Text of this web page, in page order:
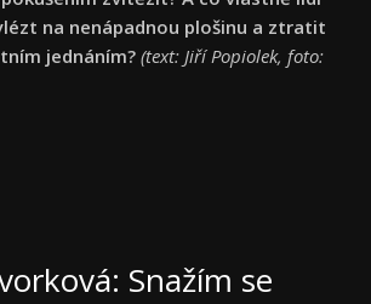
na nenápadnou plošinu a ztratit
jednáním?(text: Jiří Popiolek, foto:
Snažím se